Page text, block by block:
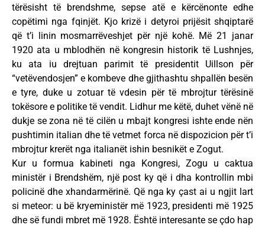
tërësisht të brendshme, sepse atë e kërcënonte edhe
copëtimi nga fqinjët. Kjo krizë i detyroi prijësit shqiptarë
që t’i linin mosmarrëveshjet për një kohë. Më 21 janar
1920 ata u mblodhën në kongresin historik të Lushnjes,
ku ata iu drejtuan parimit të presidentit Uillson për
“vetëvendosjen” e kombeve dhe gjithashtu shpallën besën
e tyre, duke u zotuar të vdesin për të mbrojtur tërësinë
tokësore e politike të vendit. Lidhur me këtë, duhet vënë në
dukje se zona në të cilën u mbajt kongresi ishte ende nën
pushtimin italian dhe të vetmet forca në dispozicion për t’i
mbrojtur krerët nga italianët ishin besnikët e Zogut.
Kur u formua kabineti nga Kongresi, Zogu u caktua
ministër i Brendshëm, një post ky që i dha kontrollin mbi
policinë dhe xhandarmërinë. Që nga ky çast ai u ngjit lart
si meteor: u bë kryeministër më 1923, presidenti më 1925
dhe së fundi mbret më 1928. Është interesante se çdo hap